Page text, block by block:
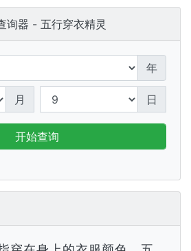
询器 - 五行穿衣精灵
年
月 日
开始查询